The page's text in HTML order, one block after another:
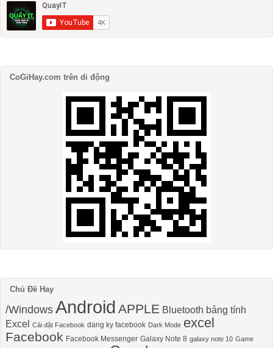
CoGiHay.com trên di động
Chủ Đề Hay
/Windows Android APPLE Bluetooth bảng tính
Excel Cài đặt Facebook dang ky facebook Dark Mode excel
Facebook Facebook Messenger Galaxy Note 8 galaxy note 10 Game